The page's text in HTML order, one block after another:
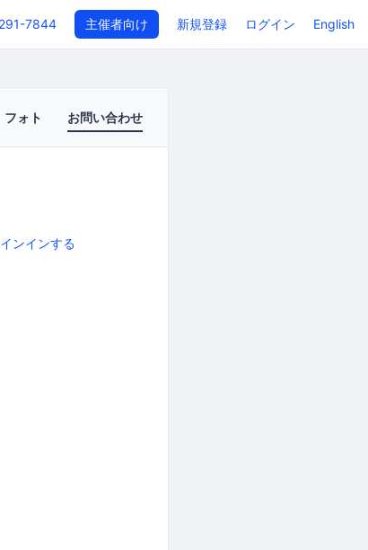
7844 主催者向け 新規登録 ログイン English
フォト お問い合わせ
ンインする